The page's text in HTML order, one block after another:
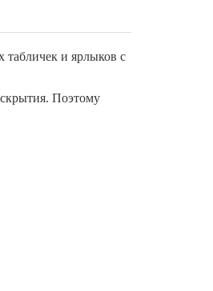
табличек и ярлыков с
Поэтому